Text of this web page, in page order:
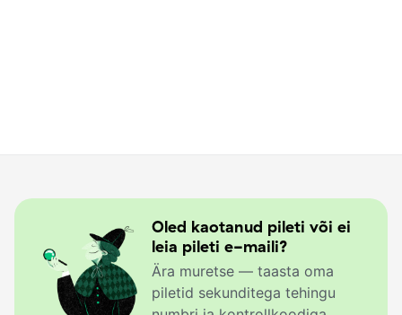
Oled kaotanud pileti või ei
leia pileti e-maili?
Ära muretse — taasta oma
piletid sekunditega tehingu